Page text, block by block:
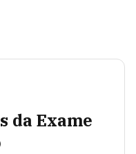
da Exame